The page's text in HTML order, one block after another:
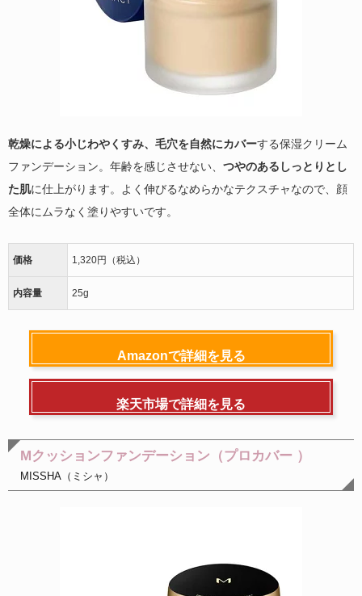
乾燥による小じわやくすみ、毛穴を自然にカバーする保湿クリーム
ファンデーション。年齢を感じさせない、 つやのあるしっとりとし
た肌に仕上がります。よく伸びるなめらかなテクスチャなので、顔
全体にムラなく塗りやすいです。
価格 1,320円（税込）
内容量 25g
Amazonで詳細を見る
楽天市場で詳細を見る
Mクッションファンデーション（プロカバー ）
MISSHA（ミシャ）